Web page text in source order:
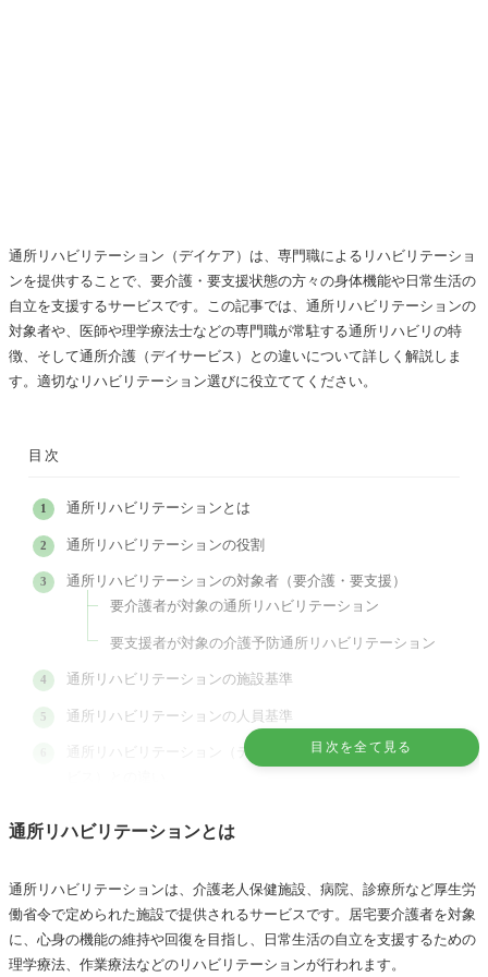
通所リハビリテーション（デイケア）は、専門職によるリハビリテーショ
ンを提供することで、要介護・要支援状態の方々の身体機能や日常生活の
自立を支援するサービスです。この記事では、通所リハビリテーションの
対象者や、医師や理学療法士などの専門職が常駐する通所リハビリの特
徴、そして通所介護（デイサービス）との違いについて詳しく解説しま
す。適切なリハビリテーション選びに役立ててください。
目次
目次を全て見る
通所リハビリテーションとは
通所リハビリテーションの役割
通所リハビリテーションの対象者（要介護・要支援）
要介護者が対象の通所リハビリテーション
要支援者が対象の介護予防通所リハビリテーション
通所リハビリテーションの施設基準
通所リハビリテーションの人員基準
通所リハビリテーション（デイケア）と通所介護（デイサー
練内容
通所リハビリテーションとは
通所リハビリテーションは、介護老人保健施設、病院、診療所など厚生労
働省令で定められた施設で提供されるサービスです。居宅要介護者を対象
に、心身の機能の維持や回復を目指し、日常生活の自立を支援するための
理学療法、作業療法などのリハビリテーションが行われます。